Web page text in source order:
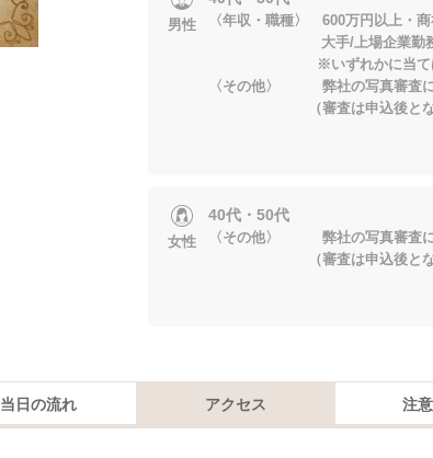
男性
〈年収・職種〉 600万円以上・商
大手/上場企業勤
※いずれかに当ては
〈その他〉 弊社の写真審査
（審査は申込後となり
女性
40代・50代
〈その他〉 弊社の写真審査
（審査は申込後となり
当日の流れ アクセス 注